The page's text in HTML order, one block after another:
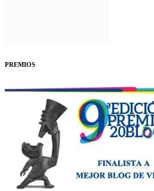
PREMIOS